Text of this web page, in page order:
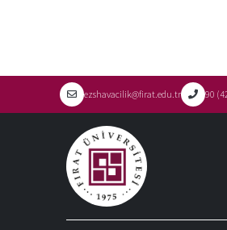
ezshavacilik@firat.edu.tr 90